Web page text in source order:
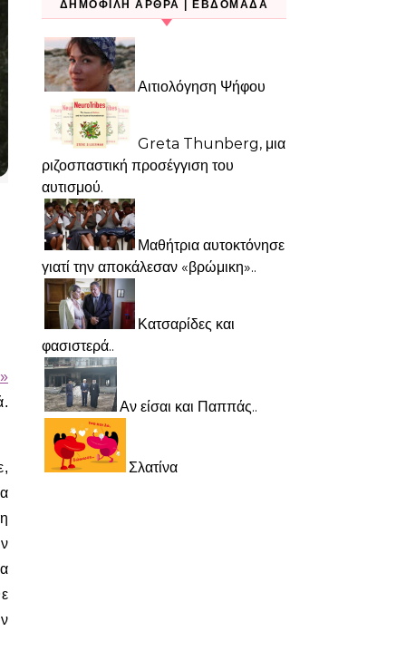
ΔΗΜΟΦΙΛΉ ΆΡΘΡΑ | ΕΒΔΟΜΆΔΑ
Αιτιολόγηση Ψήφου
Greta Thunberg, μια
ριζοσπαστική προσέγγιση του
αυτισμού.
Μαθήτρια αυτοκτόνησε
γιατί την αποκάλεσαν «βρώμικη»..
Κατσαρίδες και
φασιστερά..
Αν είσαι και Παππάς..
Σλατίνα